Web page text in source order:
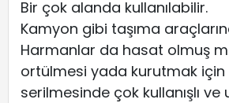
Bir çok alanda kullanılabilir.
Kamyon gibi taşıma
Harmanlar da hasat olmuş
ortülmesi yada kurutmak için
serilmesinde çok kullanışlı ve